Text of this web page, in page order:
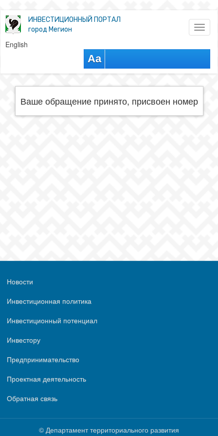
ИНВЕСТИЦИОННЫЙ ПОРТАЛ
город Мегион
English
Aa
Ваше обращение принято, присвоен номер
Новости
Инвестиционная политика
Инвестиционный потенциал
Инвестору
Предпринимательство
Проектная деятельность
Обратная связь
© Департамент территориального развития